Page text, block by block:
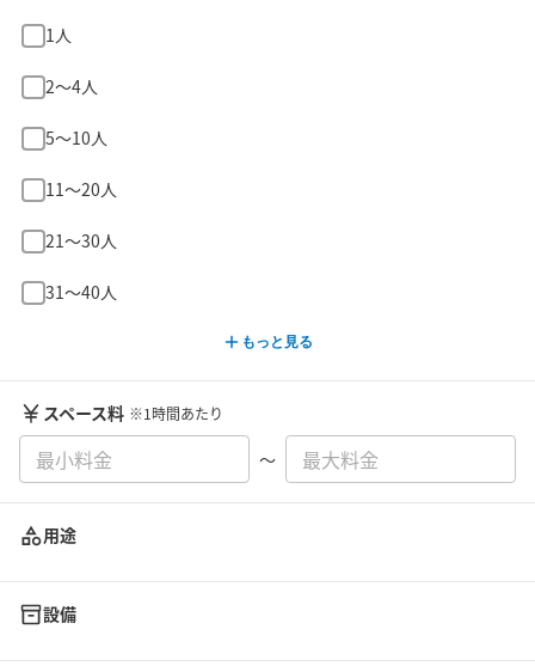
1人
2〜4人
5〜10人
11〜20人
21〜30人
31〜40人
もっと見る
スペース料 ※1時間あたり
〜
用途
設備